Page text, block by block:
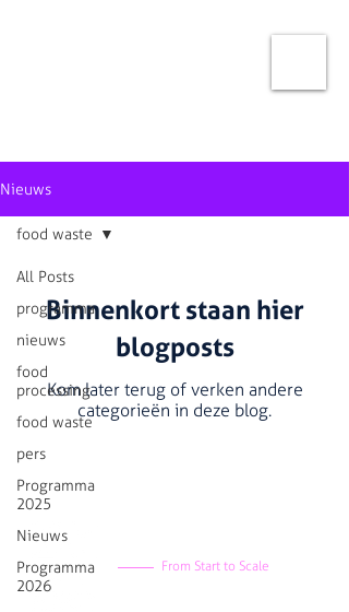
Nieuws
All Posts
programma
nieuws
food
processing
food waste
pers
Programma
2025
Nieuws
Programma
2026
food waste
Binnenkort staan hier
blogposts
Kom later terug of verken andere
categorieën in deze blog.
From Start to Scale